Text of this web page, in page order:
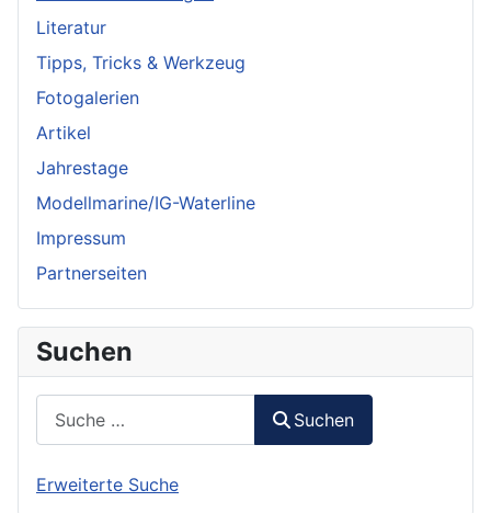
Literatur
Tipps, Tricks & Werkzeug
Fotogalerien
Artikel
Jahrestage
Modellmarine/IG-Waterline
Impressum
Partnerseiten
Suchen
Suchen
Erweiterte Suche